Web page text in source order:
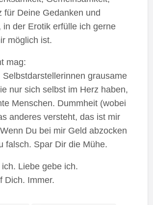
für Deine Gedanken und
in der Erotik erfülle ich gerne
möglich ist.
mag:
Selbstdarstellerinnen grausame
nur sich selbst im Herz haben,
Menschen. Dummheit (wobei
anderes versteht, das ist mir
Du bei mir Geld abzocken
falsch. Spar Dir die Mühe.
Liebe gebe ich.
Dich. Immer.